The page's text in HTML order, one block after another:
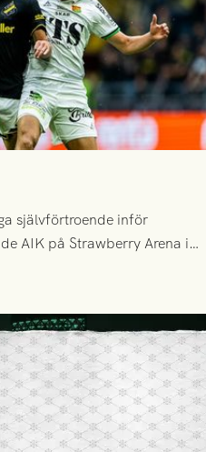
självförtroende inför
AIK på Strawberry Arena i
i första halvlek av